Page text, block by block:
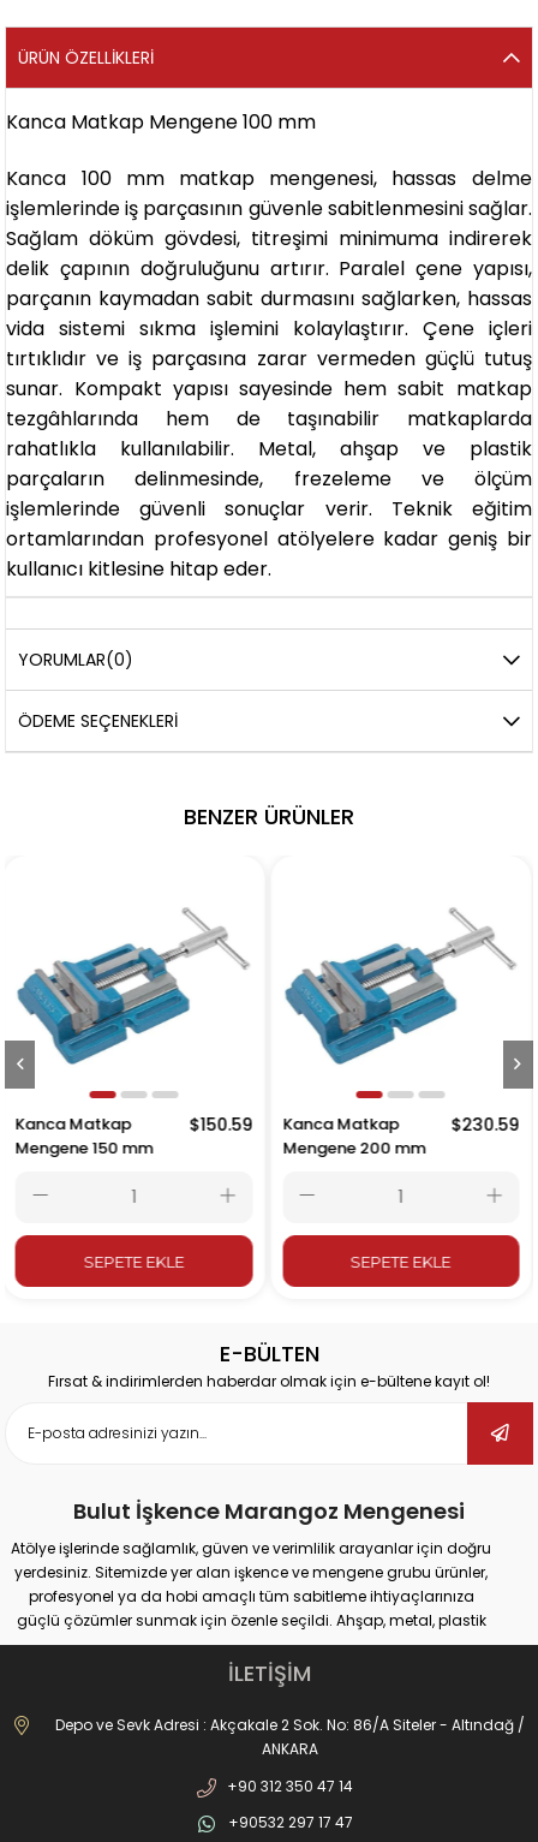
ÜRÜN ÖZELLIKLERI
Kanca Matkap Mengene 100 mm
Kanca 100 mm matkap mengenesi, hassas delme
işlemlerinde iş parçasının güvenle sabitlenmesini sağlar.
Sağlam döküm gövdesi, titreşimi minimuma indirerek
delik çapının doğruluğunu artırır. Paralel çene yapısı,
parçanın kaymadan sabit durmasını sağlarken, hassas
vida sistemi sıkma işlemini kolaylaştırır. Çene içleri
tırtıklıdır ve iş parçasına zarar vermeden güçlü tutuş
sunar. Kompakt yapısı sayesinde hem sabit matkap
tezgâhlarında hem de taşınabilir matkaplarda
rahatlıkla kullanılabilir. Metal, ahşap ve plastik
parçaların delinmesinde, frezeleme ve ölçüm
işlemlerinde güvenli sonuçlar verir. Teknik eğitim
ortamlarından profesyonel atölyelere kadar geniş bir
kullanıcı kitlesine hitap eder.
YORUMLAR(0)
ÖDEME SEÇENEKLERI
BENZER ÜRÜNLER
$110.12
Kanca Matkap
Mengene 150 mm
$150.59
Kanca Matkap
Mengene 200
E-BÜLTEN
Fırsat & indirimlerden haberdar olmak için e-bültene kayıt ol!
Bulut İşkence Marangoz Mengenesi
Atölye işlerinde sağlamlık, güven ve verimlilik arayanlar için doğru
yerdesiniz. Sitemizde yer alan işkence ve mengene grubu ürünler,
profesyonel ya da hobi amaçlı tüm sabitleme ihtiyaçlarınıza
güçlü çözümler sunmak için özenle seçildi. Ahşap, metal, plastik
gibi farklı yüzeylerde güvenli tutuş sağlayan ürünlerimiz;
marangozluk, kaynak, delme, montaj ve tamir gibi pek çok alanda
maksimum performans vadediyor.
İster büyük ölçekli sanayi tipi işler yapıyor olun, ister evde basit
onarımlar; doğru işkence ve mengeneyle hem iş güvenliğinizi
işkencelerden matkap mengenelerine, ray işkencelerinden kazancı
işkencesine kadar geniş ürün gamımızda her kullanım alanına
uygun alternatifler bulabilirsiniz. Hızlı açılır kapanır sistemler, kanca
İLETİŞİM
Depo ve Sevk Adresi : Akçakale 2 Sok. No: 86/A Siteler - Altındağ /
ANKARA
+90 312 350 47 14
+90532 297 17 47